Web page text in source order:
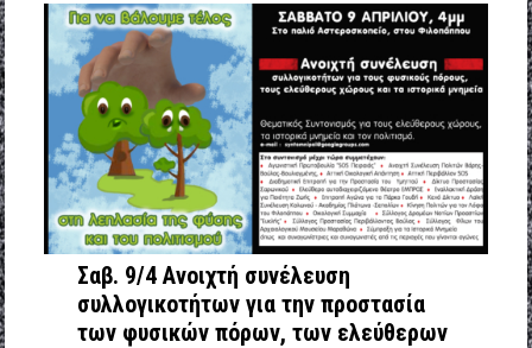
Σαβ. 9/4 Ανοιχτή συνέλευση
συλλογικοτήτων για την προστασία
των φυσικών πόρων, των ελεύθερων